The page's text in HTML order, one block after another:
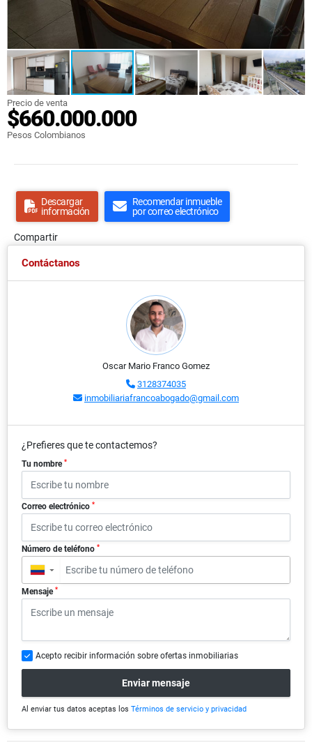
Precio de venta
$660.000.000
Pesos Colombianos
Descargar
información
Recomendar inmueble
por correo electrónico
Compartir
Contáctanos
Oscar Mario Franco Gomez
3128374035
inmobiliariafrancoabogado@gmail.com
¿Prefieres que te contactemos?
Tu nombre *
Correo electrónico *
Número de teléfono *
▼
Mensaje *
Acepto recibir información sobre ofertas inmobiliarias
Enviar mensaje
Al enviar tus datos aceptas los Términos de servicio y privacidad